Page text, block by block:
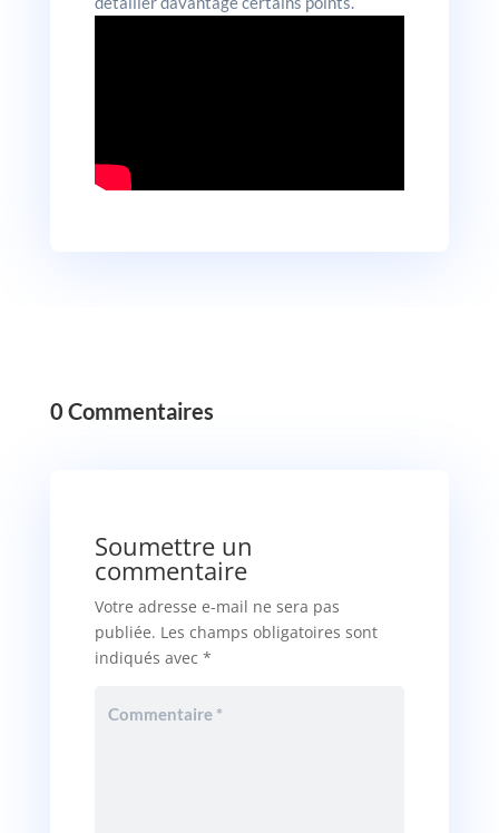
0 Commentaires
Soumettre un
commentaire
Votre adresse e-mail ne sera pas
publiée. Les champs obligatoires sont
indiqués avec *